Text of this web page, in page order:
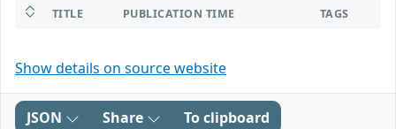
TITLE PUBLICATION TIME TAGS
Show details on source website
JSON Share To clipboard